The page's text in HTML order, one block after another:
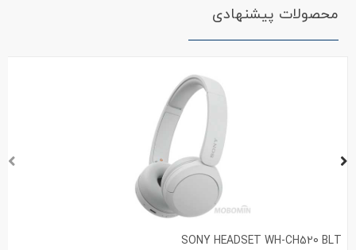
محصولات پیشنهادی
SONY HEADSET WH-CH520 BLT